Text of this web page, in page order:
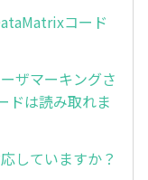
コード
ザマーキングさ
ドは読み取れま
していますか？